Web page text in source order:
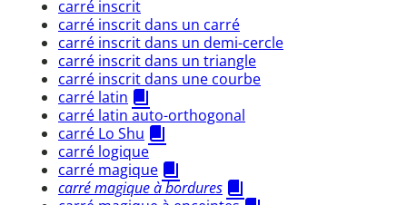
carré inscrit
carré inscrit dans un carré
carré inscrit dans un demi-cercle
carré inscrit dans un triangle
carré inscrit dans une courbe
carré latin
carré latin auto-orthogonal
carré Lo Shu
carré logique
carré magique
carré magique à bordures